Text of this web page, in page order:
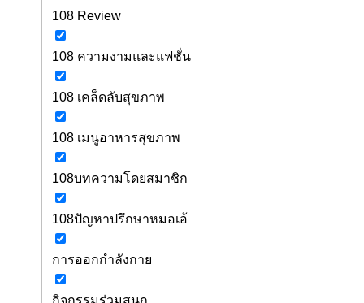
108 Review
108 ความงามและแฟชั่น
108 เคล็ดลับสุขภาพ
108 เมนูอาหารสุขภาพ
108บทความโดยสมาชิก
108ปัญหาปรึกษาหมอเอ้
การออกกำลังกาย
กิจกรรมร่วมสนุก